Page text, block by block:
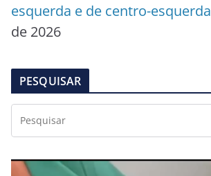
esquerda e de centro-esquerda
de 2026
PESQUISAR